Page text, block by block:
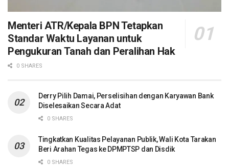
Menteri ATR/Kepala BPN Tetapkan
Standar Waktu Layanan untuk
Pengukuran Tanah dan Peralihan Hak
0 SHARES
Derry Pilih Damai, Perselisihan dengan Karyawan Bank
Diselesaikan Secara Adat
0 SHARES
Tingkatkan Kualitas Pelayanan Publik, Wali Kota Tarakan
Beri Arahan Tegas ke DPMPTSP dan Disdik
0 SHARES